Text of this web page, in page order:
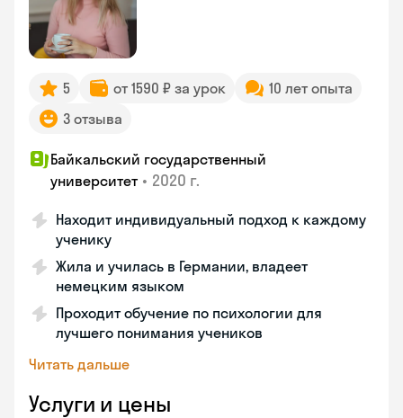
5 от 1590 ₽ за урок
10 лет опыта
3 отзыва
Байкальский государственный
университет • 2020 г.
Находит индивидуальный подход к каждому
ученику
Жила и училась в Германии, владеет
немецким языком
Проходит обучение по психологии для
лучшего понимания учеников
Читать дальше
Услуги и цены